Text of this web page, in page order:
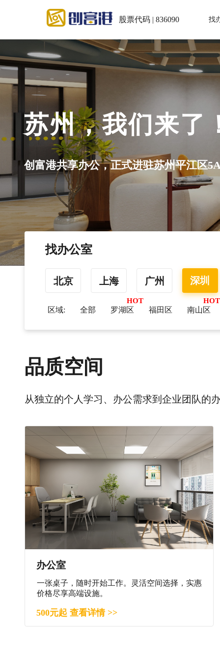
股票代码 | 836090 找
！
区5A级写字楼
找办公室
北京 上海 广州 深圳
区域: 全部 罗湖区 福田区 南山区
品质空间
从独立的个人学习、办公需求到企业团队的
办公室
一张桌子，随时开始工作。灵活空间选择，实惠
价格尽享高端设施。
500元起 查看详情 >>